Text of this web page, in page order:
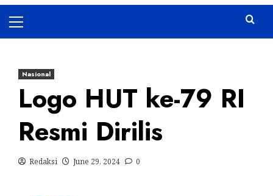
Menu
Nasional
Logo HUT ke-79 RI
Resmi Dirilis
Redaksi June 29, 2024 0